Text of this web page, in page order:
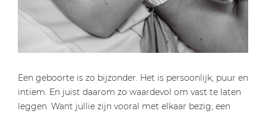
Een geboorte is zo bijzonder. Het is persoonlijk, puur en
intiem. En juist daarom zo waardevol om vast te laten
leggen. Want jullie zijn vooral met elkaar bezig; een